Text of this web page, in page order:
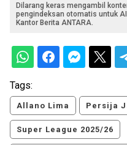
Dilarang keras mengambil
pengindeksan otomatis untuk
Kantor Berita ANTARA.
Tags:
Allano Lima Persija
Super League 2025/26